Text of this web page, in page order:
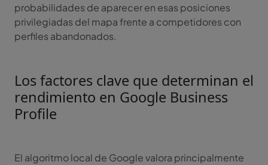
probabilidades de aparecer en esas posiciones
privilegiadas del mapa frente a competidores con
perfiles abandonados.
Los factores clave que determinan el
rendimiento en Google Business
Profile
El algoritmo local de Google valora principalmente